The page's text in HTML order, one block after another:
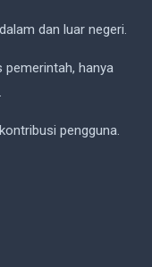
dan luar negeri.
hanya
pengguna.